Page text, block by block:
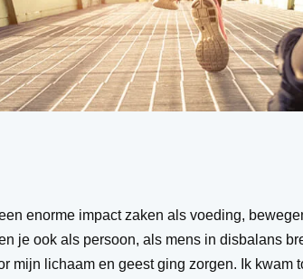
enorme impact zaken als voeding,
je ook als persoon, als mens in disbalans
mijn lichaam en geest ging zorgen. Ik